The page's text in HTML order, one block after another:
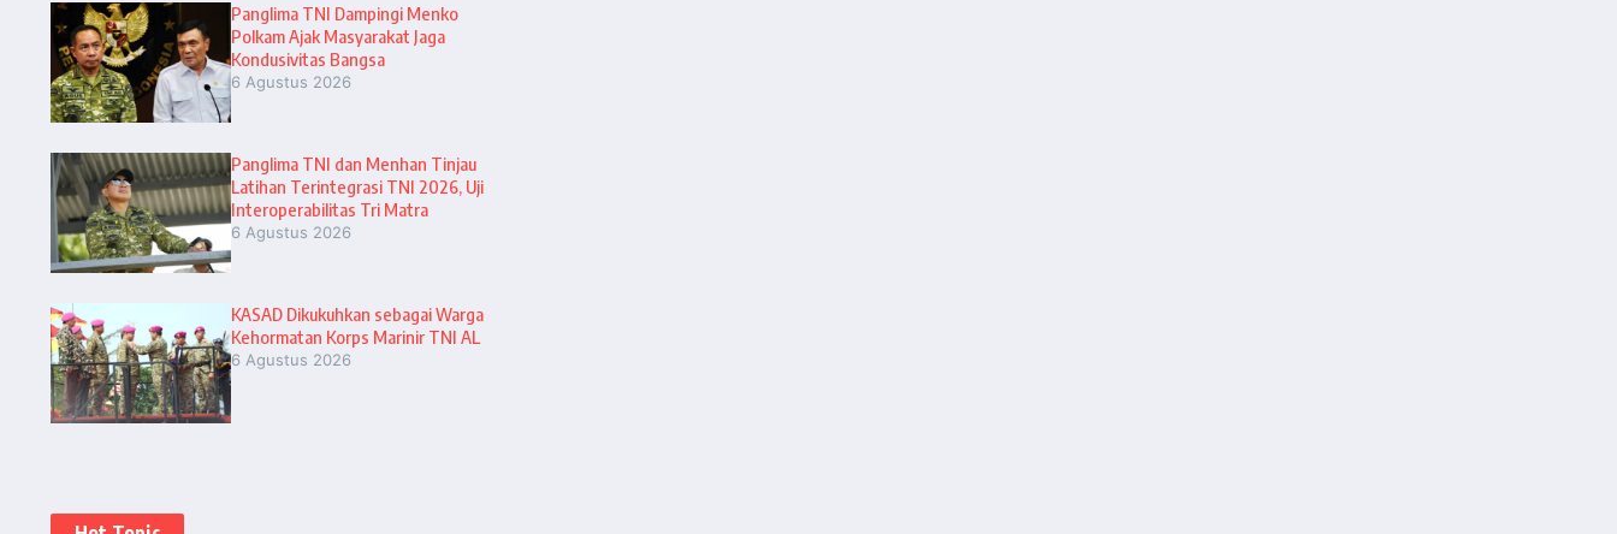
Panglima TNI Dampingi Menko
Polkam Ajak Masyarakat Jaga
Kondusivitas Bangsa
6 Agustus 2026
Panglima TNI dan Menhan Tinjau
Latihan Terintegrasi TNI 2026, Uji
Interoperabilitas Tri Matra
6 Agustus 2026
KASAD Dikukuhkan sebagai Warga
Kehormatan Korps Marinir TNI AL
6 Agustus 2026